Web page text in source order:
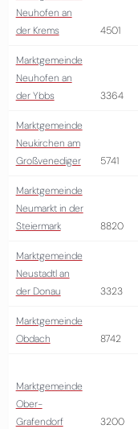
Neuhofen an
der Krems
4501
Marktgemeinde
Neuhofen an
der Ybbs
3364
Marktgemeinde
Neukirchen am
Großvenediger
5741
Marktgemeinde
Neumarkt in der
Steiermark
8820
Marktgemeinde
Neustadtl an
der Donau
3323
Marktgemeinde
Obdach
8742
Marktgemeinde
Ober-
Grafendorf
3200